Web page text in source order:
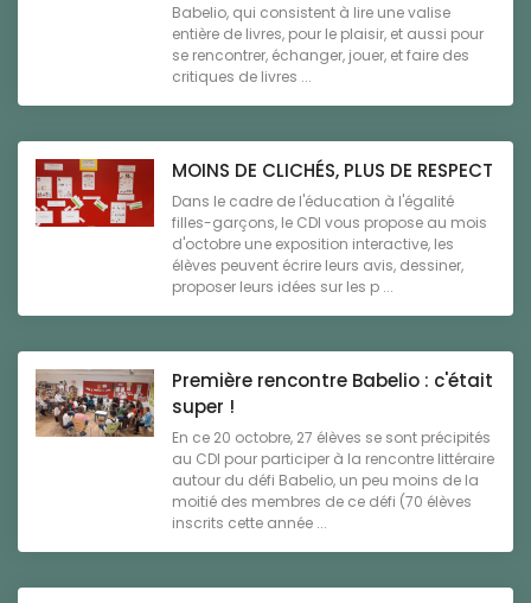
Babelio, qui consistent à lire une valise
entière de livres, pour le plaisir, et aussi pour
se rencontrer, échanger, jouer, et faire des
critiques de livres ...
MOINS DE CLICHÉS, PLUS DE RESPECT
Dans le cadre de l'éducation à l'égalité
filles-garçons, le CDI vous propose au mois
d'octobre une exposition interactive, les
élèves peuvent écrire leurs avis, dessiner,
proposer leurs idées sur les p ...
Première rencontre Babelio : c'était
super !
En ce 20 octobre, 27 élèves se sont précipités
au CDI pour participer à la rencontre littéraire
autour du défi Babelio, un peu moins de la
moitié des membres de ce défi (70 élèves
inscrits cette année ...